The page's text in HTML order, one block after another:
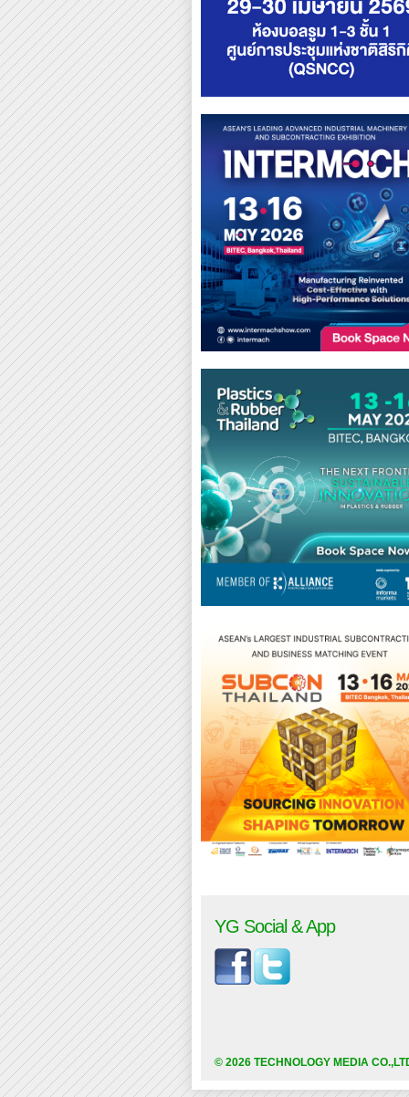
YG Social & App
© 2026 TECHNOLOGY MEDIA